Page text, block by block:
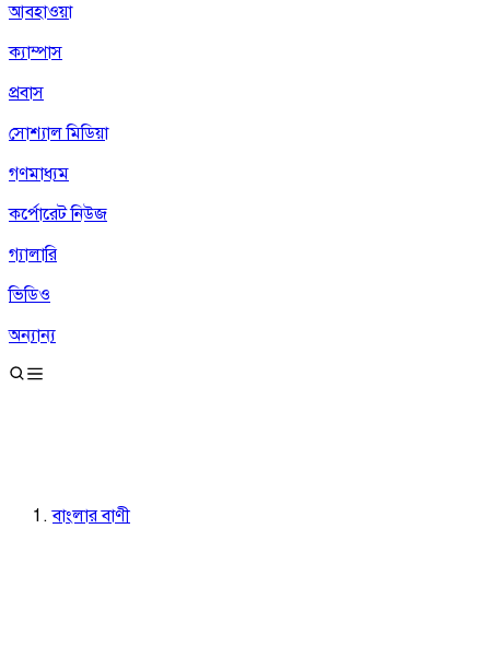
আবহাওয়া
ক্যাম্পাস
প্রবাস
সোশ্যাল মিডিয়া
গণমাধ্যম
কর্পোরেট নিউজ
গ্যালারি
ভিডিও
অন্যান্য
বাংলার বাণী